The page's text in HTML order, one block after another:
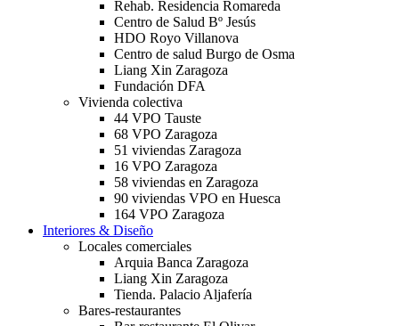
Rehab. Residencia Romareda
Centro de Salud Bº Jesús
HDO Royo Villanova
Centro de salud Burgo de Osma
Liang Xin Zaragoza
Fundación DFA
Vivienda colectiva
44 VPO Tauste
68 VPO Zaragoza
51 viviendas Zaragoza
16 VPO Zaragoza
58 viviendas en Zaragoza
90 viviendas VPO en Huesca
164 VPO Zaragoza
Interiores & Diseño
Locales comerciales
Arquia Banca Zaragoza
Liang Xin Zaragoza
Tienda. Palacio Aljafería
Bares-restaurantes